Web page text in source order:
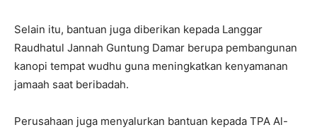
Selain itu, bantuan juga diberikan kepada Langgar
Raudhatul Jannah Guntung Damar berupa pembangunan
kanopi tempat wudhu guna meningkatkan kenyamanan
jamaah saat beribadah.
Perusahaan juga menyalurkan bantuan kepada TPA Al-